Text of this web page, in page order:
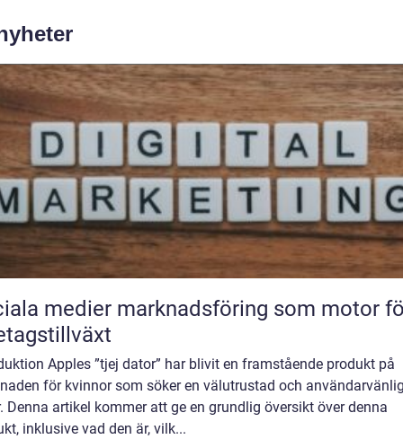
medier marknadsföring som motor
Apples ”tjej dator” har blivit en framstående produkt på
för kvinnor som söker en välutrustad och
Denna artikel kommer att ge en grundlig översikt över denna
inklusive vad den är, vilk...